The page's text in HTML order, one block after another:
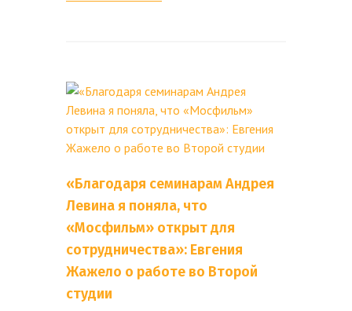
«Благодаря семинарам Андрея
Левина я поняла, что
«Мосфильм» открыт для
сотрудничества»: Евгения
Жажело о работе во Второй
студии